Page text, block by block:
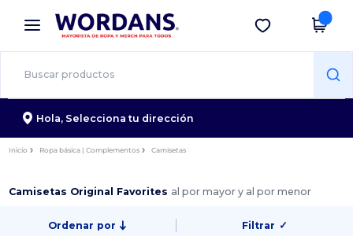
× App de Wordans
¡Mejores precios en app!
Descargar app
Hola, Selecciona tu dirección
Inicio Ropa básica | Complementos Camisetas
Camisetas Original Favorites al por mayor y al por menor
Ordenar por Filtrar ✓